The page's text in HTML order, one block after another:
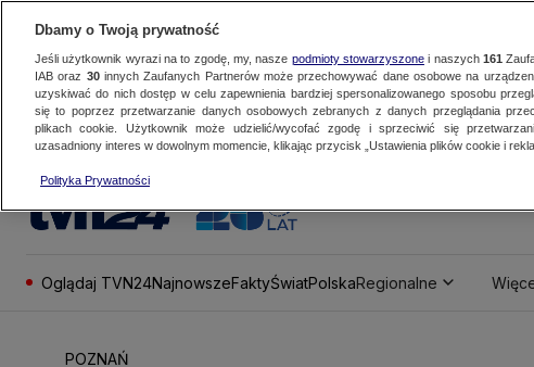
Oglądaj TVN24NajnowszeFaktyŚwiatPolskaRegionalne
POZNAŃ
Dbamy o Twoją prywatność
Jeśli użytkownik wyrazi na to zgodę, my, nasze podmioty stowarzyszonei naszych 161
IAB oraz 30innych Zaufanych Partnerów może przechowywać dane osobowe na
uzyskiwać do nich dostęp w celu zapewnienia bardziej spersonalizowanego sposobu
się to poprzez przetwarzanie danych osobowych zebranych z danych przeglądania
plikach cookie. Użytkownik może udzielić/wycofać zgodę i sprzeciwić się
uzasadniony interes w dowolnym momencie, klikając przycisk „Ustawienia plików cookie i
Polityka Prywatności